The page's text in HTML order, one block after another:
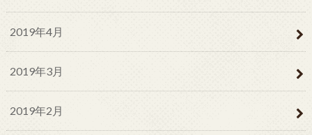
2019年4月
2019年3月
2019年2月